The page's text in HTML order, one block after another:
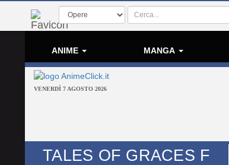
ANIME MANGA
VENERDÌ 7 AGOSTO 2026
TALES OF GRACES F